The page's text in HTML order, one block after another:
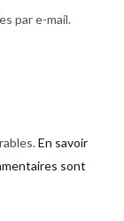
par e-mail.
En savoir
sont